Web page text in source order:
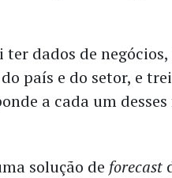
dados de negócios,
país e do setor, e
a cada um desses
solução de forecast